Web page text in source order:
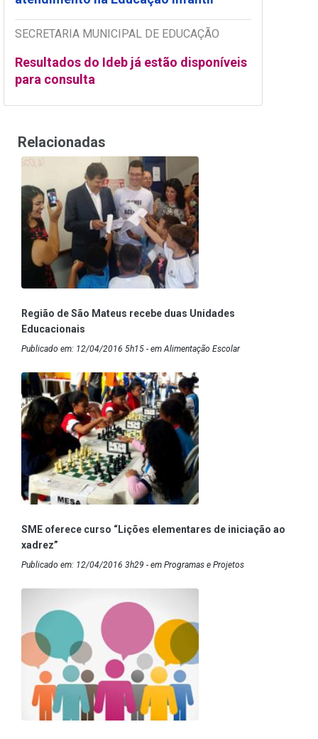
SECRETARIA MUNICIPAL DE EDUCAÇÃO
Resultados do Ideb já estão disponíveis
para consulta
Relacionadas
Região de São Mateus recebe duas Unidades
Educacionais
Publicado em: 12/04/2016 5h15 - em Alimentação Escolar
SME oferece curso “Lições elementares de iniciação ao
xadrez”
Publicado em: 12/04/2016 3h29 - em Programas e Projetos